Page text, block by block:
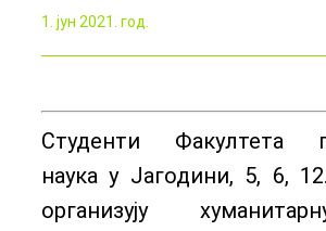
1. јун 2021. год.
Студенти Факултета
наука у Јагодини, 5, 6,
организују